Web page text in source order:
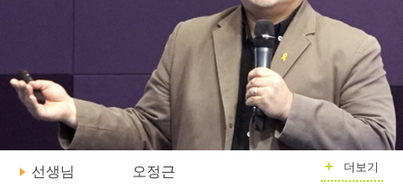
선생님 + 더보기
오정근